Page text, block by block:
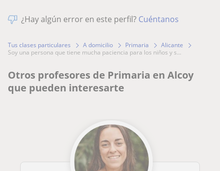
¿Hay algún error en este perfil? Cuéntanos
Tus clases particulares A domicilio Primaria
Alicante
soy una persona que tiene mucha paciencia para los niños y s...
Otros profesores de Primaria en Alcoy
que pueden interesarte